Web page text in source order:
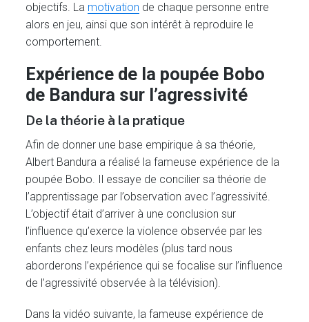
objectifs. La motivation de chaque personne entre
alors en jeu, ainsi que son intérêt à reproduire le
comportement.
Expérience de la poupée Bobo
de Bandura sur l’agressivité
De la théorie à la pratique
Afin de donner une base empirique à sa théorie,
Albert Bandura a réalisé la fameuse expérience de la
poupée Bobo. Il essaye de concilier sa théorie de
l’apprentissage par l’observation avec l’agressivité.
L’objectif était d’arriver à une conclusion sur
l’influence qu’exerce la violence observée par les
enfants chez leurs modèles (plus tard nous
aborderons l’expérience qui se focalise sur l’influence
de l’agressivité observée à la télévision).
Dans la vidéo suivante, la fameuse expérience de